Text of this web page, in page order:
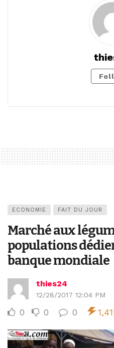
ECONOMIE FAIT DU JOUR
Marché aux
populations
banque mondiale
thies24
12/28/2017 12:04 PM
0 0 0